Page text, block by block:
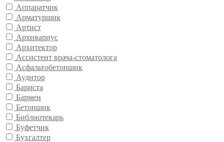
Аппаратчик
Арматурщик
Артист
Архивариус
Архитектор
Ассистент врача-стоматолога
Асфальтобетонщик
Аудитор
Бариста
Бармен
Бетонщик
Библиотекарь
Буфетчик
Бухгалтер